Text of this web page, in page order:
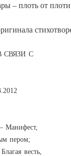
– плоть от
С
Манифест,
пером;
весть,